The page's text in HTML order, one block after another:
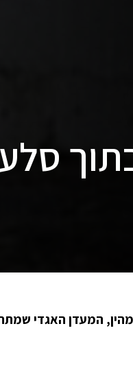
המעדן האגדי